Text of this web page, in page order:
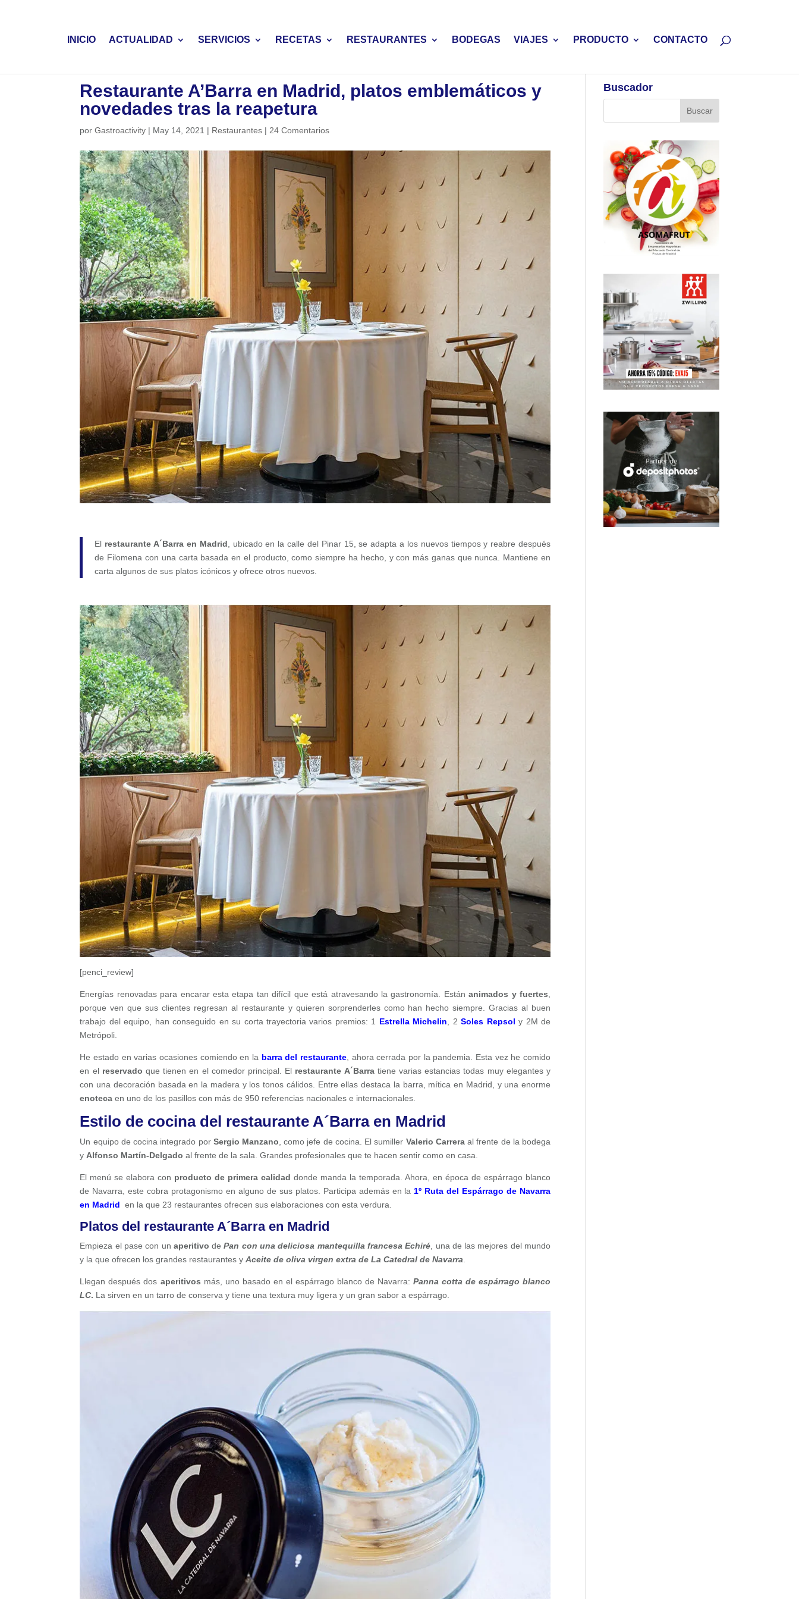
INICIO ACTUALIDAD SERVICIOS RECETAS RESTAURANTES BODEGAS VIAJES PRODUCTO CONTACTO
Restaurante A’Barra en Madrid, platos emblemáticos y
novedades tras la reapetura
porGastroactivity | May 14, 2021 | Restaurantes | 24 Comentarios
El restaurante A´Barra en Madrid , ubicado en la calle del Pinar 15, se adapta a los nuevos tiempos y reabre después
de Filomena con una carta basada en el producto, como siempre ha hecho, y con más ganas que nunca. Mantiene en
carta algunos de sus platos icónicos y ofrece otros nuevos.
[penci_review]
Energías renovadas para encarar esta etapa tan difícil que está atravesando la gastronomía. Estánanimados y fuertes,
porque ven que sus clientes regresan al restaurante y quieren sorprenderles como han hecho siempre. Gracias al buen
trabajo del equipo, han conseguido en su corta trayectoria varios premios: 1 Estrella Michelin, 2Soles Repsol y 2M de
Metrópoli.
He estado en varias ocasiones comiendo en la barra del restaurante, ahora cerrada por la pandemia. Esta vez he comido
en el reservado que tienen en el comedor principal. El restaurante A´Barratiene varias estancias todas muy elegantes y
con una decoración basada en la madera y los tonos cálidos. Entre ellas destaca la barra, mítica en Madrid, y una enorme
enoteca en uno de los pasillos con más de 950 referencias nacionales e internacionales.
Estilo de cocina del restaurante A´Barra en Madrid
Un equipo de cocina integrado por Sergio Manzano, como jefe de cocina. El sumiller Valerio Carreraal frente de la bodega
yAlfonso Martín-Delgado al frente de la sala. Grandes profesionales que te hacen sentir como en casa.
El menú se elabora con producto de primera calidad donde manda la temporada. Ahora, en época de espárrago blanco
de Navarra, este cobra protagonismo en alguno de sus platos. Participa además en la1º Ruta del Espárrago de Navarra
en Madrid en la que 23 restaurantes ofrecen sus elaboraciones con esta verdura.
Platos del restaurante A´Barra en Madrid
Empieza el pase con un aperitivo dePan con una deliciosa mantequilla francesa Echiré, una de las mejores del mundo
y la que ofrecen los grandes restaurantes yAceite de oliva virgen extra de La Catedral de Navarra.
Llegan después dos aperitivos más, uno basado en el espárrago blanco de Navarra: Panna cotta de espárrago blanco
LC. La sirven en un tarro de conserva y tiene una textura muy ligera y un gran sabor a espárrago.
Buscador